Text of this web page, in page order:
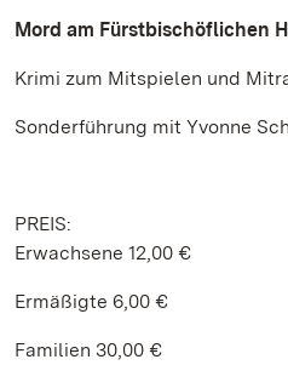
Mord am Fürstbischöflichen
Krimi zum Mitspielen und
Sonderführung mit Yvonne
PREIS:
Erwachsene 12,00 €
Ermäßigte 6,00 €
Familien 30,00 €